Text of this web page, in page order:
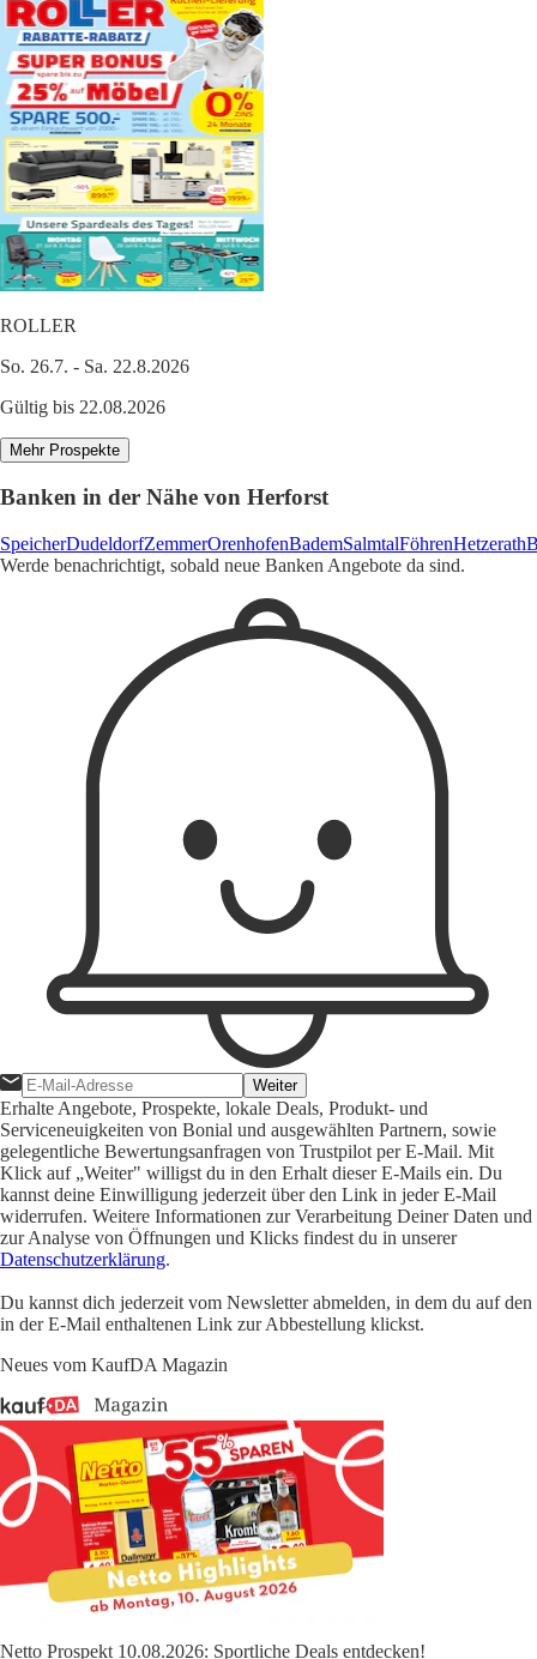
ROLLER
So. 26.7. - Sa. 22.8.2026
Gültig bis 22.08.2026
Mehr Prospekte
Banken in der Nähe von Herforst
SpeicherDudeldorfZemmerOrenhofenBademSalmtalFöhrenHetzerath
Werde benachrichtigt, sobald neue Banken Angebote da sind.
Weiter
Erhalte Angebote, Prospekte, lokale Deals, Produkt- und
Serviceneuigkeiten von Bonial und ausgewählten Partnern, sowie
gelegentliche Bewertungsanfragen von Trustpilot per E-Mail. Mit
Klick auf „Weiter" willigst du in den Erhalt dieser E-Mails ein. Du
kannst deine Einwilligung jederzeit über den Link in jeder E-Mail
widerrufen. Weitere Informationen zur Verarbeitung Deiner Daten und
zur Analyse von Öffnungen und Klicks findest du in unserer
Datenschutzerklärung.
Du kannst dich jederzeit vom Newsletter abmelden, in dem du auf den
in der E-Mail enthaltenen Link zur Abbestellung klickst.
Neues vom KaufDA Magazin
Netto Prospekt 10.08.2026: Sportliche Deals entdecken!